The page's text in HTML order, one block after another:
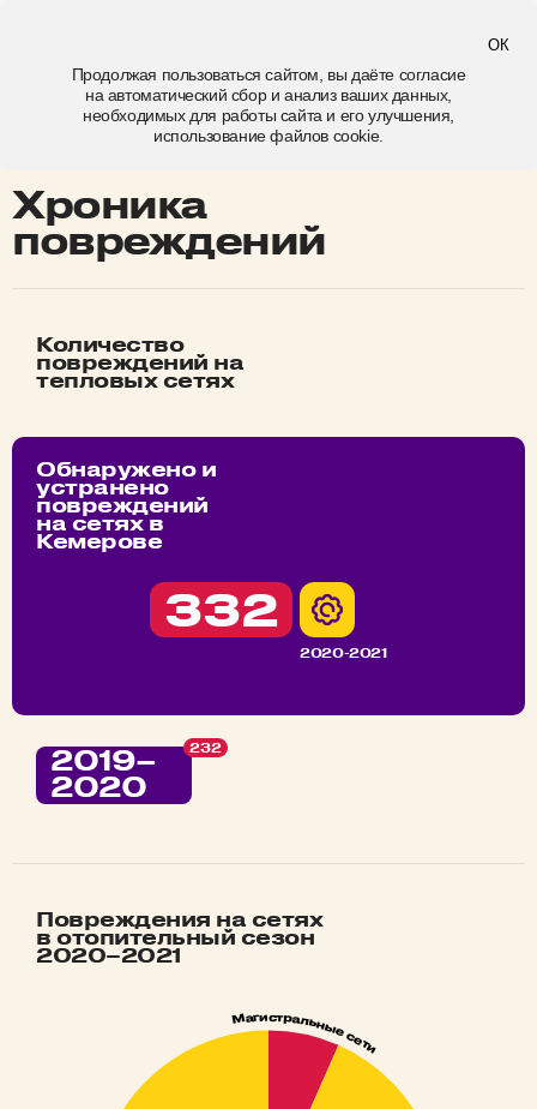
ОК
Продолжая пользоваться сайтом, вы даёте согласие
на автоматический сбор и анализ ваших данных,
необходимых для работы сайта и его улучшения,
использование файлов cookie.
хроника повреждений
Хроника
повреждений
Количество
повреждений на
тепловых сетях
Обнаружено и
устранено
повреждений
на сетях в
Кемерове
332
2020-2021
2019–
2020
232
Повреждения на сетях
в отопительный сезон
2020–2021